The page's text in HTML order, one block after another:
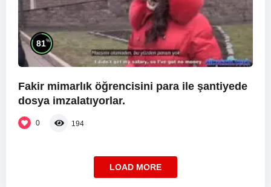
81%
Fakir mimarlık öğrencisini para ile şantiyede
dosya imzalatıyorlar.
0 194
LOAD MORE